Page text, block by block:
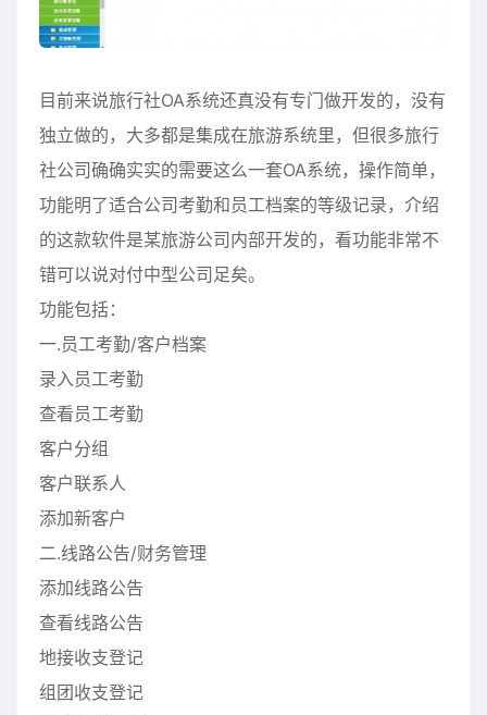
目前来说旅行社OA系统还真没有专门做开发的，没有
独立做的，大多都是集成在旅游系统里，但很多旅行
社公司确确实实的需要这么一套OA系统，操作简单，
功能明了适合公司考勤和员工档案的等级记录，介绍
的这款软件是某旅游公司内部开发的，看功能非常不
错可以说对付中型公司足矣。
功能包括：
一.员工考勤/客户档案
录入员工考勤
查看员工考勤
客户分组
客户联系人
添加新客户
二.线路公告/财务管理
添加线路公告
查看线路公告
地接收支登记
组团收支登记